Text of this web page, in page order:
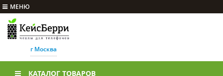
МЕНЮ
г Москва
КАТАЛОГ ТОВАРОВ